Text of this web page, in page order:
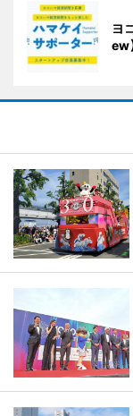
ヨ
ew